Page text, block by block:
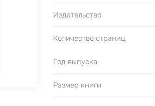
Издательство
Количество страниц
Год выпуска
Размер книги